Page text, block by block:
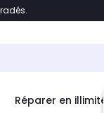
Accéder
Réparer en